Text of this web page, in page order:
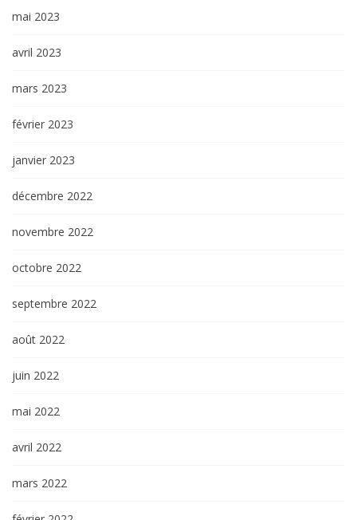
mai 2023
avril 2023
mars 2023
février 2023
janvier 2023
décembre 2022
novembre 2022
octobre 2022
septembre 2022
août 2022
juin 2022
mai 2022
avril 2022
mars 2022